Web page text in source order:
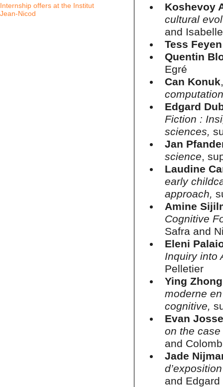
Koshevoy
cultural
and
Tess Feyen
Quentin
Egré
Can Konuk
Edgard
Fiction :
sciences,
Jan
science ,
Laudine
early
approach,
Amine
Cognitive
Safra and
Eleni
Inquiry into
Pelletier
Ying
moderne
cognitive,
Evan
on the
and
Jade
and Edgard
Internship offers at the Institut
Jean-Nicod